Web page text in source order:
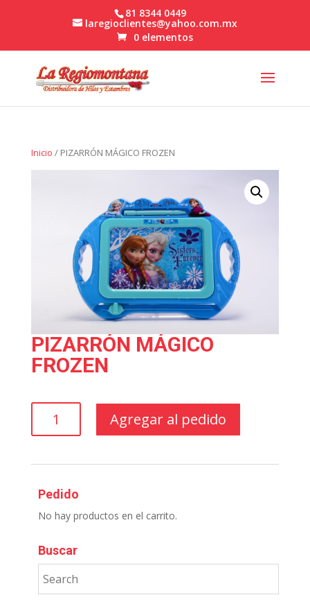
81 8344 0449
laregioclientes@yahoo.com.mx
0 elementos
Inicio / PIZARRÓN MÁGICO FROZEN
PIZARRÓN MÁGICO
FROZEN
MÁGICO
Agregar al pedido
Pedido
No hay productos en el carrito.
Buscar